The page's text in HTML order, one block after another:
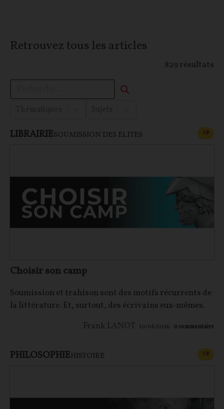
Retrouvez tous les articles
829 résultats
LIBRAIRIESOUMISSION DES ÉLITES FP
Choisir son camp
Soumission et trahison sont des motifs récurrents de
la littérature. Et, surtout, des écrivains eux-mêmes.
Frank LANOT 10/06/2026 0 commentaire
PHILOSOPHIEHISTOIRE FP